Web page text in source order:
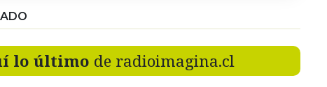
lo último de radioimagina.cl